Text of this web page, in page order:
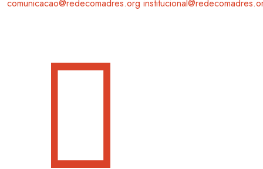
comunicacao@redecomadres.org